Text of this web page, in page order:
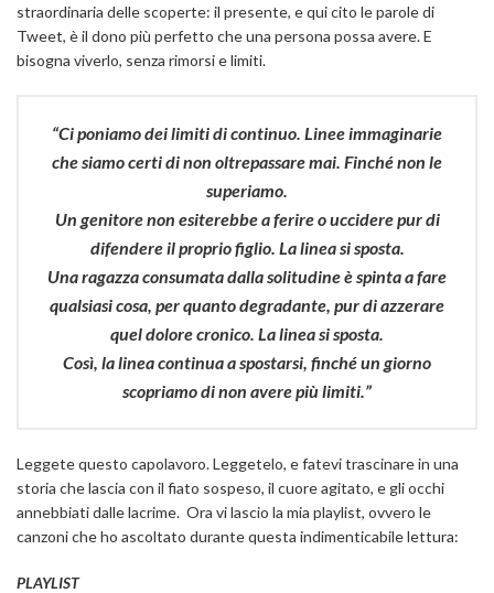
straordinaria delle scoperte: il presente, e qui cito le parole di
Tweet, è il dono più perfetto che una persona possa avere. E
bisogna viverlo, senza rimorsi e limiti.
“Ci poniamo dei limiti di continuo. Linee immaginarie
che siamo certi di non oltrepassare mai. Finché non le
superiamo.
Un genitore non esiterebbe a ferire o uccidere pur di
difendere il proprio figlio. La linea si sposta.
Una ragazza consumata dalla solitudine è spinta a fare
qualsiasi cosa, per quanto degradante, pur di azzerare
quel dolore cronico. La linea si sposta.
Così, la linea continua a spostarsi, finché un giorno
scopriamo di non avere più limiti.”
Leggete questo capolavoro. Leggetelo, e fatevi trascinare in una
storia che lascia con il fiato sospeso, il cuore agitato, e gli occhi
annebbiati dalle lacrime. Ora vi lascio la mia playlist, ovvero le
canzoni che ho ascoltato durante questa indimenticabile lettura:
PLAYLIST